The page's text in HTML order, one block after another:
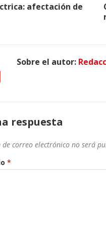
afectación de
Sobre el autor:
respuesta
de correo electrónico no será
*